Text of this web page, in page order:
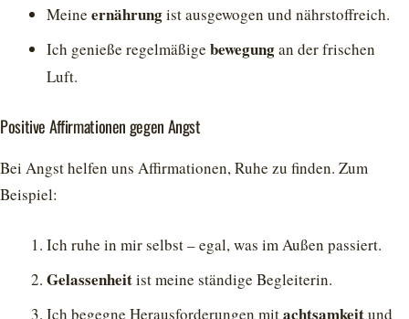
Meine ernährungist ausgewogen und nährstoffreich.
Ich genieße regelmäßige bewegungan der frischen
Luft.
Positive Affirmationen gegen Angst
Bei Angst helfen uns Affirmationen, Ruhe zu finden. Zum
Beispiel:
Ich ruhe in mir selbst – egal, was im Außen passiert.
Gelassenheitist meine ständige Begleiterin.
Ich begegne Herausforderungen mitachtsamkeitund